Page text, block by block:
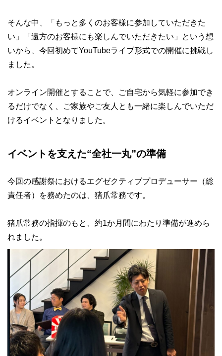
そんな中、「もっと多くのお客様に参加していただきた
い」「遠方のお客様にも楽しんでいただきたい」という想
いから、今回初めてYouTubeライブ形式での開催に挑戦し
ました。
オンライン開催とすることで、ご自宅から気軽に参加でき
るだけでなく、ご家族やご友人とも一緒に楽しんでいただ
けるイベントとなりました。
イベントを支えた“全社一丸”の準備
今回の感謝祭におけるエグゼクティブプロデューサー（総
責任者）を務めたのは、猪爪常務です。
猪爪常務の指揮のもと、約1か月間にわたり準備が進めら
れました。